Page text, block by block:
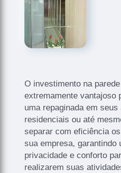
O investimento na
extremamente vantajoso
uma repaginada em seus
residenciais ou até
separar com eficiência
sua empresa, garantindo
privacidade e conforto
realizarem suas